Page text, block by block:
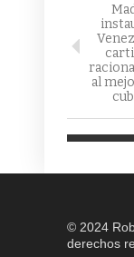
al
© 2024
derechos